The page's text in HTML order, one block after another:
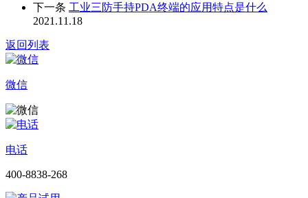
下一条 工业三防手持PDA终端的应用特点是什么
2021.11.18
返回列表
微信
电话
400-8838-268